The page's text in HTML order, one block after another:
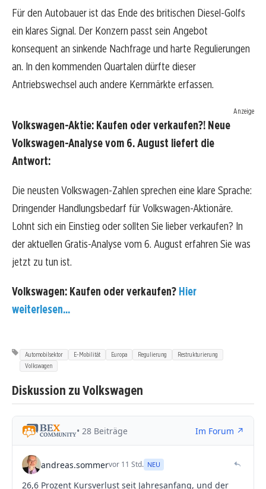
Für den Autobauer ist das Ende des britischen Diesel-Golfs
ein klares Signal. Der Konzern passt sein Angebot
konsequent an sinkende Nachfrage und harte Regulierungen
an. In den kommenden Quartalen dürfte dieser
Antriebswechsel auch andere Kernmärkte erfassen.
Anzeige
Volkswagen-Aktie: Kaufen oder verkaufen?! Neue
Volkswagen-Analyse vom 6. August liefert die
Antwort:
Die neusten Volkswagen-Zahlen sprechen eine klare Sprache:
Dringender Handlungsbedarf für Volkswagen-Aktionäre.
Lohnt sich ein Einstieg oder sollten Sie lieber verkaufen? In
der aktuellen Gratis-Analyse vom 6. August erfahren Sie was
jetzt zu tun ist.
Volkswagen: Kaufen oder verkaufen? Hier
weiterlesen...
Automobilsektor E-Mobilität Europa Regulierung
Restrukturierung
Volkswagen
Diskussion zu Volkswagen